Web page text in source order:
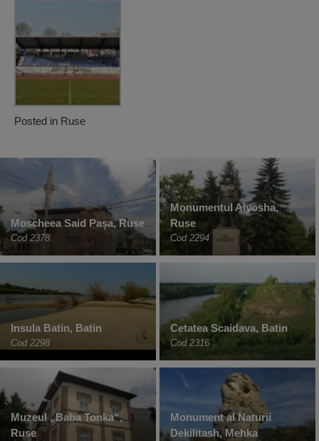
Posted in Ruse
Moscheea Said Pașa, Ruse
Cod 2378
Monumentul Alyosha,
Ruse
Cod 2294
Insula Batin, Batin
Cod 2298
Cetatea Scaidava, Batin
Cod 2316
Muzeul „Baba Tonka“,
Ruse
Monument al Naturii
Dekilitash, Mehka